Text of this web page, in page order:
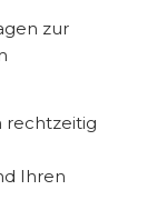
zur
rechtzeitig
Ihren